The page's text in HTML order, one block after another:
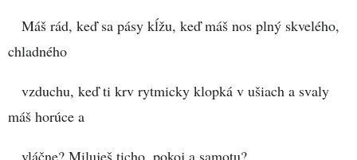
Máš rád, keď sa pásy kĺžu, keď máš nos plný skvelého,
chladného
vzduchu, keď ti krv rytmicky klopká v ušiach a svaly
máš horúce a
vláčne? Miluješ ticho, pokoj a samotu?